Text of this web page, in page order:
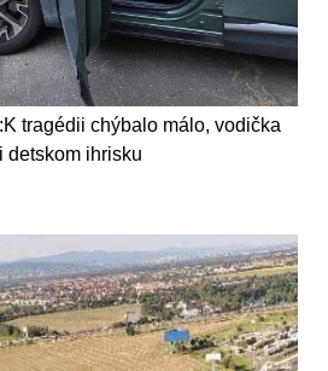
tragédii chýbalo málo, vodička
detskom ihrisku